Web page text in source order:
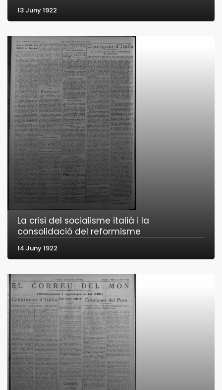
13 Juny 1922
La crisi del socialisme italià i la
consolidació del reformisme
14 Juny 1922